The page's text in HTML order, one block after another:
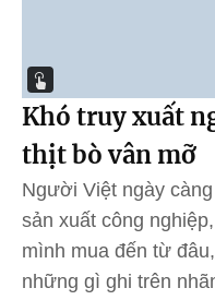
Khó truy xuất
thịt bò vân mỡ
Người Việt ngày
sản xuất công
mình mua đến từ
những gì ghi trên